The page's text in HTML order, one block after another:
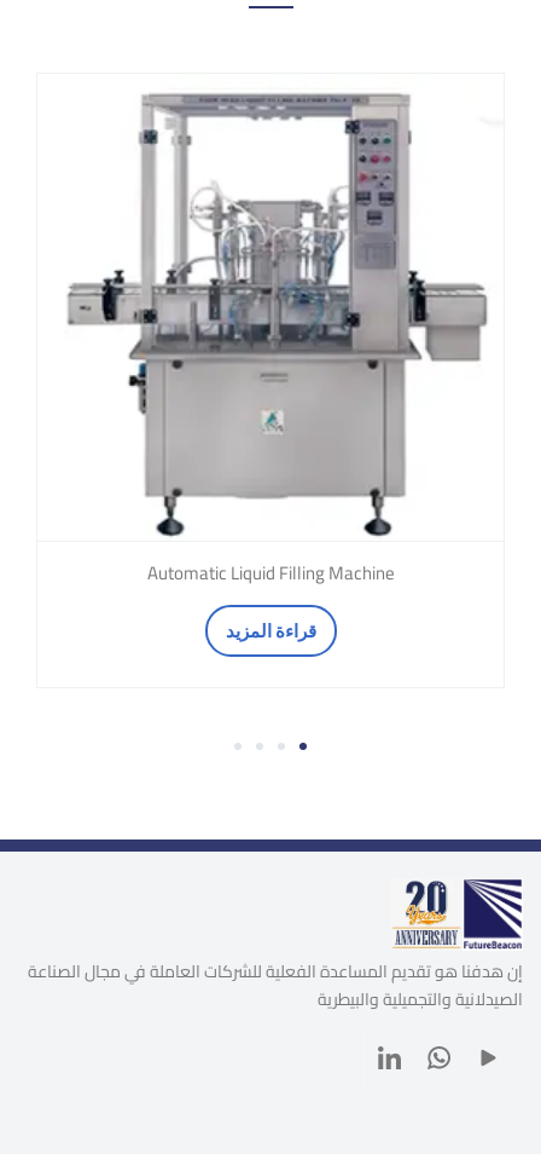
Automatic Liquid Filling Machine
قراءة المزيد
1
2
3
4
إن هدفنا هو تقديم المساعدة الفعلية للشركات العاملة في مجال الصناعة
الصيدلانية والتجميلية والبيطرية